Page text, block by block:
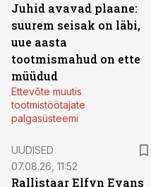
Juhid avavad plaane:
suurem seisak on läbi,
uue aasta
tootmismahud on ette
müüdud
Ettevõte muutis
tootmistöötajate
palgasüsteemi
UUDISED
07.08.26, 11:52
Rallistaar Elfyn Evans